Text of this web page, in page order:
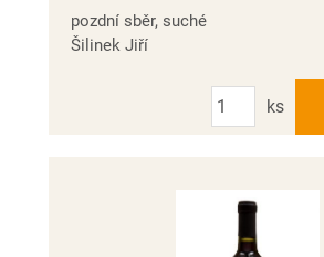
pozdní sběr, suché
Šilinek Jiří
Počet
ks